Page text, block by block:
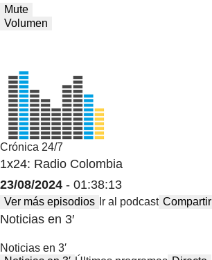
Mute
Volumen
Crónica 24/7
1x24: Radio Colombia
23/08/2024 - 01:38:13
Ver más episodios Ir al podcast Compartir
Noticias en 3′
Noticias en 3′